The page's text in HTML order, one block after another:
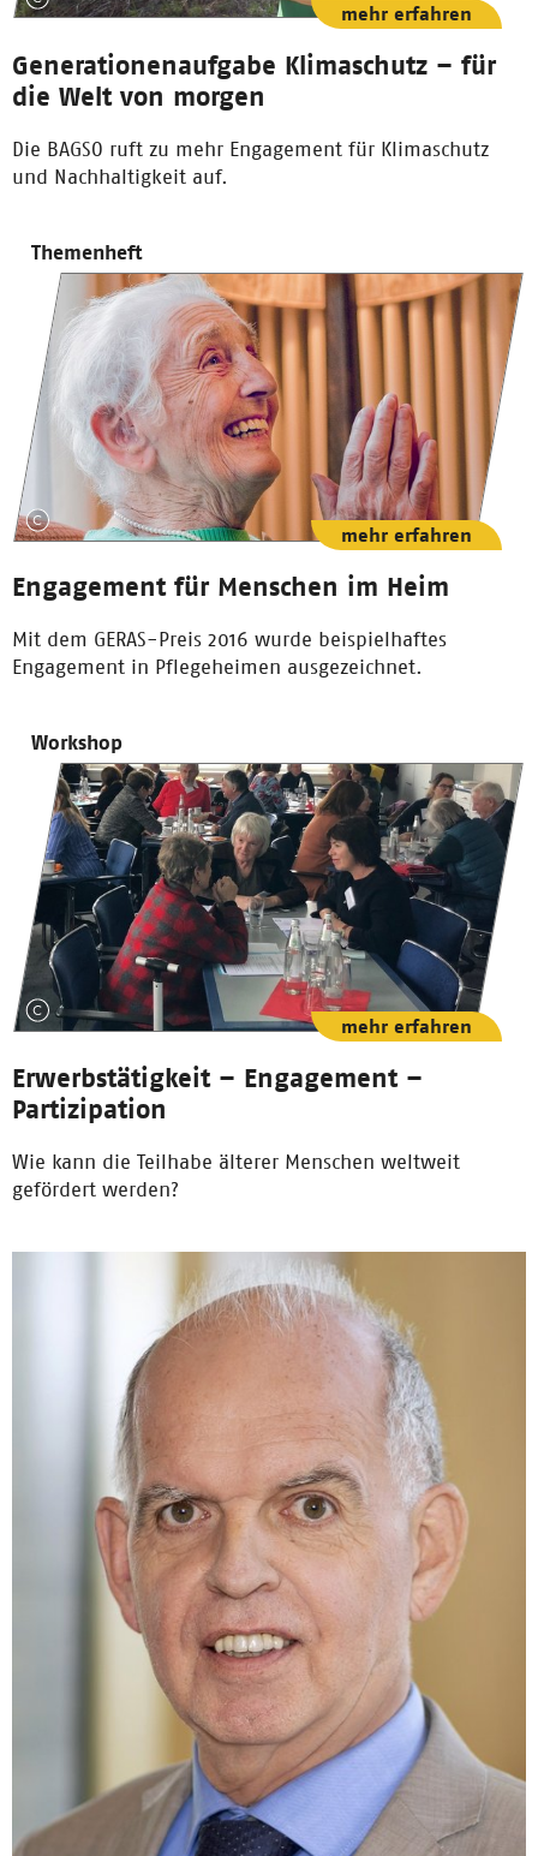
Generationenaufgabe Klimaschutz – für
die Welt von morgen
Die BAGSO ruft zu mehr Engagement für Klimaschutz
und Nachhaltigkeit auf.
mehr erfahren
Themenheft
Engagement für Menschen im Heim
Mit dem GERAS-Preis 2016 wurde beispielhaftes
Engagement in Pflegeheimen ausgezeichnet.
mehr erfahren
Workshop
Erwerbstätigkeit – Engagement –
Partizipation
Wie kann die Teilhabe älterer Menschen weltweit
gefördert werden?
mehr erfahren